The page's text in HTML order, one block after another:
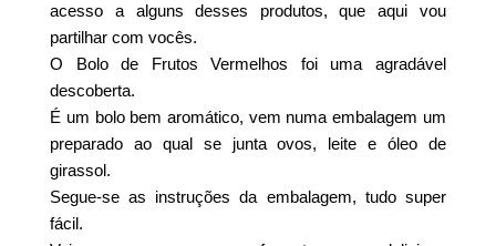
acesso a alguns desses produtos, que aqui vou
partilhar com vocês.
O Bolo de Frutos Vermelhos foi uma agradável
descoberta.
É um bolo bem aromático, vem numa embalagem um
preparado ao qual se junta ovos, leite e óleo de
girassol.
Segue-se as instruções da embalagem, tudo super
fácil.